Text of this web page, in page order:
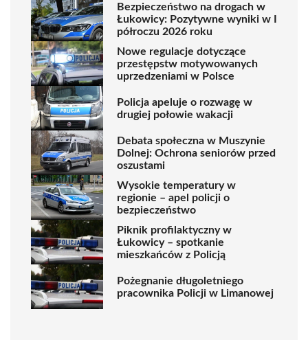
Bezpieczeństwo na drogach w
Łukowicy: Pozytywne wyniki w I
półroczu 2026 roku
Nowe regulacje dotyczące
przestępstw motywowanych
uprzedzeniami w Polsce
Policja apeluje o rozwagę w
drugiej połowie wakacji
Debata społeczna w Muszynie
Dolnej: Ochrona seniorów przed
oszustami
Wysokie temperatury w
regionie – apel policji o
bezpieczeństwo
Piknik profilaktyczny w
Łukowicy – spotkanie
mieszkańców z Policją
Pożegnanie długoletniego
pracownika Policji w Limanowej